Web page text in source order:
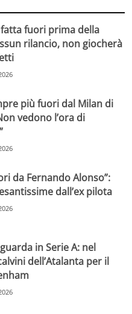
fatta fuori prima della
rilancio, non giocherà
più fuori dal Milan di
vedono l’ora di
da Fernando Alonso”:
dall’ex pilota
in Serie A: nel
dell’Atalanta per il